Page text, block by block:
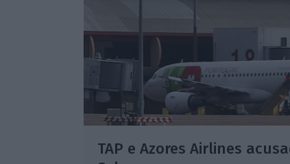
TAP e Azores Airlines